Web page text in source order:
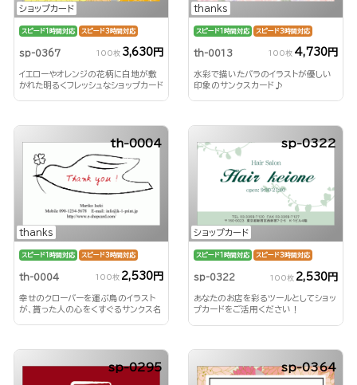
ショップカード
スピード1時間対応 スピード3時間対応
sp-0367 100枚 3,630円
イエローやオレンジの花柄に白地が敷
かれた明るくフレッシュなショップカード
thanks
スピード1時間対応 スピード3時間対応
th-0013 100枚 4,730円
水彩で描いたバラのイラストが優しい
印象のサンクスカード♪
thanks
th-0004
スピード1時間対応 スピード3時間対応
th-0004 100枚 2,530円
幸せのクローバーを運ぶ鳥のイラスト
が、貰った人の心をくすぐるサンクス名
ショップカード
sp-0322
スピード1時間対応 スピード3時間対応
sp-0322 100枚 2,530円
あなたのお店を彩るツールとしてショッ
プカードをご活用ください！
sp-0295 sp-0364